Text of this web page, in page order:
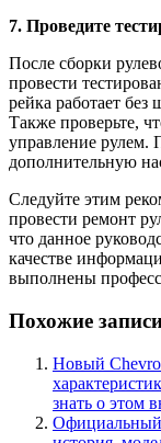
7. Проведите
После сборки
провести
рейка работает
Также проверьте,
управление рулем.
дополнительную
Следуйте этим
провести ремонт
что данное
качестве
выполнены
Похожие
Новый
знать о этом